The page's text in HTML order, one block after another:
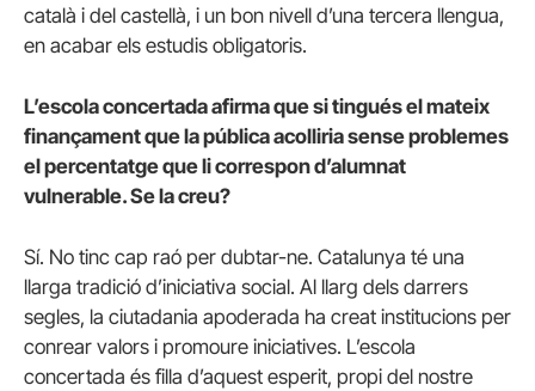
català i del castellà, i un bon nivell d’una tercera llengua,
en acabar els estudis obligatoris.
L’escola concertada afirma que si tingués el mateix
finançament que la pública acolliria sense problemes
el percentatge que li correspon d’alumnat
vulnerable. Se la creu?
Sí. No tinc cap raó per dubtar-ne. Catalunya té una
llarga tradició d’iniciativa social. Al llarg dels darrers
segles, la ciutadania apoderada ha creat institucions per
conrear valors i promoure iniciatives. L’escola
concertada és filla d’aquest esperit, propi del nostre